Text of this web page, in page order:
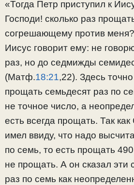
«Тогда Петр приступил к
Господи! сколько раз
согрешающему против
Иисус говорит ему: не
раз, но до седмижды
(Матф.18:21,22). Здесь
прощать семьдесят раз по
не точное число, а
есть всегда прощать. Так
имел ввиду, что надо
по семь, то есть прощать
не прощать. А он сказал эти
раз по семь как